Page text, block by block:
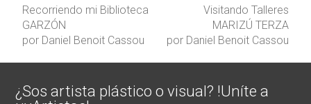
previous
post:
Recorriendo mi Biblioteca
GARZÓN
por Daniel Benoit Cassou
post:
Visitando Talleres
MARIZÚ TERZA
por Daniel Benoit Cassou
¿Sos artista plástico o visual? !Uníte a